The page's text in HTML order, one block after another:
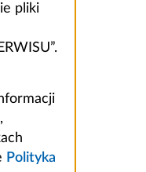
pliki
Polityka